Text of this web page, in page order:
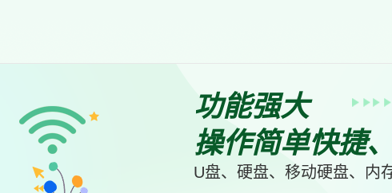
功能强大
操作简单快捷
U盘、硬盘、移动硬盘、内